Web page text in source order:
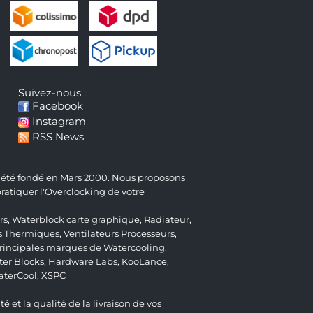
Suivez-nous :
Facebook
Instagram
RSS News
fondé en Mars 2000. Nous proposons
l'Overclocking de votre
, Waterblock carte graphique, Radiateur,
Thermiques, Ventilateurs Processeurs,
marques de Watercooling,
Blocks, Hardware Labs, KooLance,
, XSPC
et la qualité de la livraison de vos